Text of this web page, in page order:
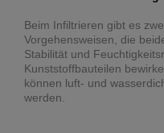
Beim Infiltrieren gibt es
Vorgehensweisen, die
Stabilität und
Kunststoffbauteilen
können luft- und
werden.